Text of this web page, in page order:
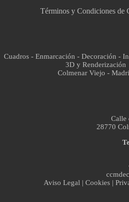
Términos y Condiciones de
Cuadros - Enmarcación - Decoración -
3D y Renderización
Colmenar Viejo -
Calle
28770
Aviso Legal |Cookies |